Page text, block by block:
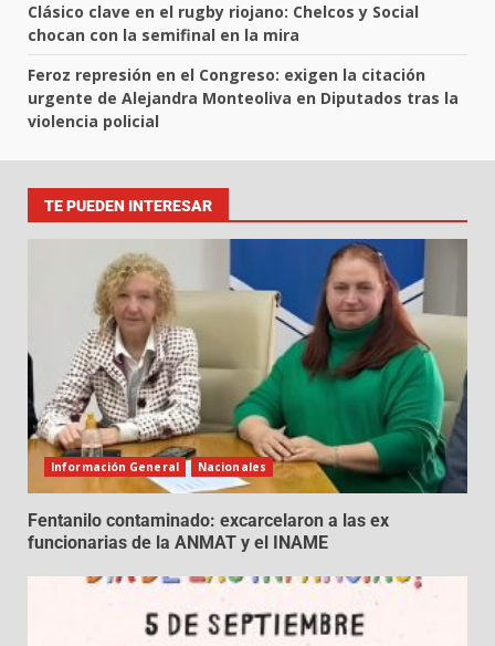
Clásico clave en el rugby riojano: Chelcos y Social
chocan con la semifinal en la mira
Feroz represión en el Congreso: exigen la citación
urgente de Alejandra Monteoliva en Diputados tras la
violencia policial
TE PUEDEN INTERESAR
Información General Nacionales
Fentanilo contaminado: excarcelaron a las ex
funcionarias de la ANMAT y el INAME